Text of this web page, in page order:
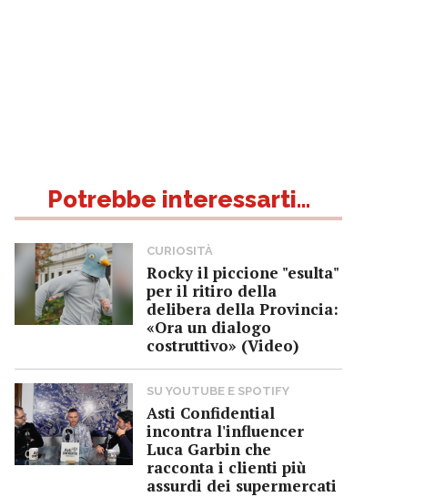
Potrebbe interessarti...
CURIOSITÀ
Rocky il piccione "esulta"
per il ritiro della
delibera della Provincia:
«Ora un dialogo
costruttivo» (Video)
SU YOUTUBE E SPOTIFY
Asti Confidential
incontra l'influencer
Luca Garbin che
racconta i clienti più
assurdi dei supermercati